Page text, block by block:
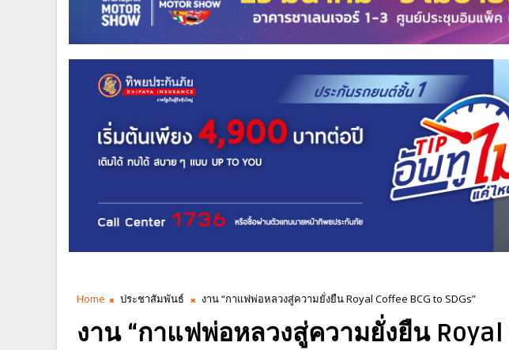
Home ประชาสัมพันธ์ งาน “กาแฟพ่อหลวงสู่ความยั่งยืน Royal Coffee BCG to SDGs”
งาน “กาแฟพ่อหลวงสู่ความยั่งยืน Royal